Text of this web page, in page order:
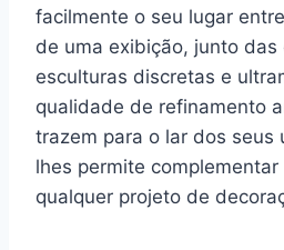
facilmente o seu lugar
de uma exibição, junto das
esculturas discretas e
qualidade de refinamento
trazem para o lar dos seus
lhes permite
qualquer projeto de